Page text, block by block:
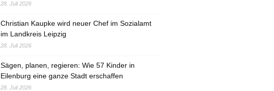
28. Juli 2026
Christian Kaupke wird neuer Chef im Sozialamt
im Landkreis Leipzig
28. Juli 2026
Sägen, planen, regieren: Wie 57 Kinder in
Eilenburg eine ganze Stadt erschaffen
28. Juli 2026